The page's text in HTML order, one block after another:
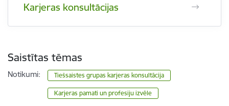
Karjeras konsultācijas
Saistītas tēmas
Notikumi: Tiešsaistes grupas karjeras konsultācija
Karjeras pamati un profesiju izvēle